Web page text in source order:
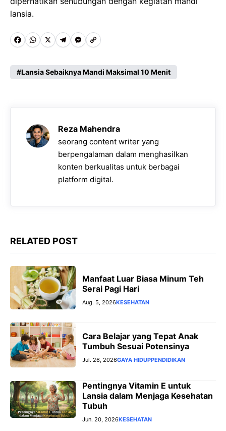
lansia.
F
c
b
W
a
s
A
p
X T
l
g
r
a
m
M
s
e
n
g
e
r
C
p
L
i
n
k
Lansia Sebaiknya Mandi Maksimal 10 Menit
Reza Mahendra
seorang content writer yang
berpengalaman dalam menghasilkan
konten berkualitas untuk berbagai
platform digital.
RELATED POST
Manfaat Luar Biasa Minum Teh
Serai Pagi Hari
Aug. 5, 2026KESEHATAN
Cara Belajar yang Tepat Anak
Tumbuh Sesuai Potensinya
Jul. 26, 2026GAYA HIDUPPENDIDIKAN
Pentingnya Vitamin E untuk
Lansia dalam Menjaga Kesehatan
Tubuh
Jun. 20, 2026KESEHATAN